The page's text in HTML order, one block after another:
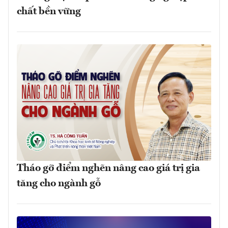
chất bền vững
Tháo gỡ điểm nghẽn nâng cao giá trị gia
tăng cho ngành gỗ